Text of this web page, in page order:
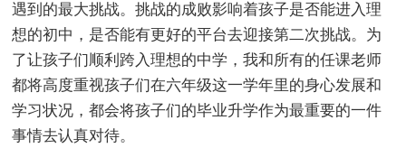
遇到的最大挑战。挑战的成败影响着孩子是否能进入理
想的初中，是否能有更好的平台去迎接第二次挑战。为
了让孩子们顺利跨入理想的中学，我和所有的任课老师
都将高度重视孩子们在六年级这一学年里的身心发展和
学习状况，都会将孩子们的毕业升学作为最重要的一件
事情去认真对待。